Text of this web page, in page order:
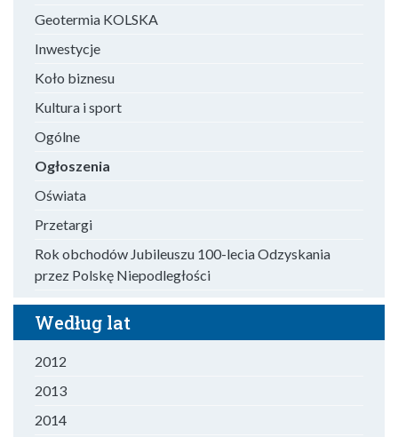
Geotermia KOLSKA
Inwestycje
Koło biznesu
Kultura i sport
Ogólne
Ogłoszenia
Oświata
Przetargi
Rok obchodów Jubileuszu 100-lecia Odzyskania
przez Polskę Niepodległości
Według lat
2012
2013
2014